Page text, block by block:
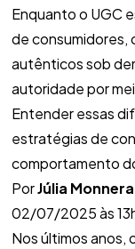
Enquanto o UGC
de consumidores,
autênticos sob
autoridade por
Entender essas
estratégias de
comportamento
PorJúlia
02/07/2025 às
Nos últimos anos,